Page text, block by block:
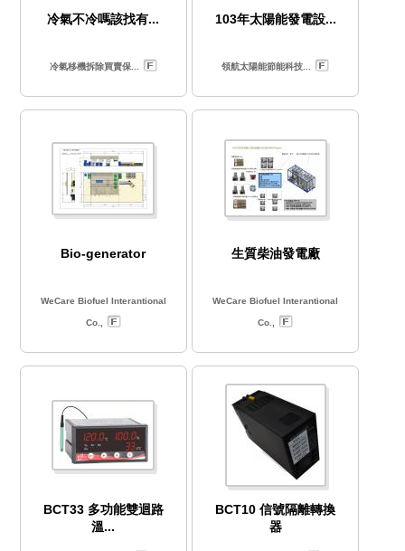
冷氣不冷嗎該找有...
冷氣移機拆除買賣保...
103年太陽能發電設...
領航太陽能節能科技...
Bio-generator
WeCare Biofuel Interantional
Co.,
生質柴油發電廠
WeCare Biofuel Interantional
Co.,
BCT33 多功能雙迴路
溫...
BCT10 信號隔離轉換
器